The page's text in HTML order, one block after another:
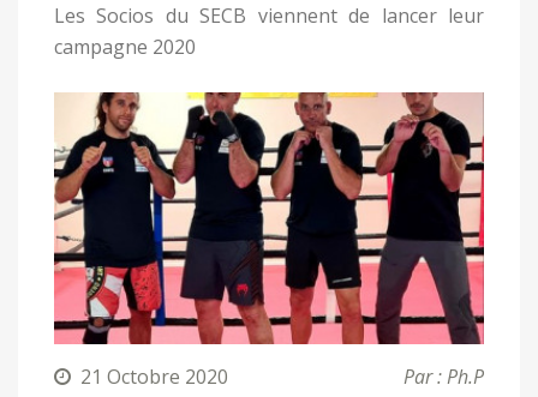
Les Socios du SECB viennent de lancer leur
campagne 2020
21 Octobre 2020 Par : Ph.P